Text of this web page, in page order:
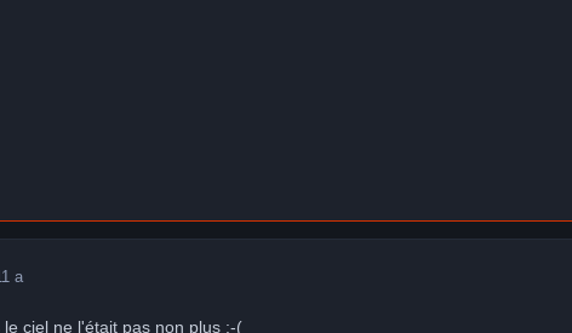
a
ciel ne l'était pas non plus :-(